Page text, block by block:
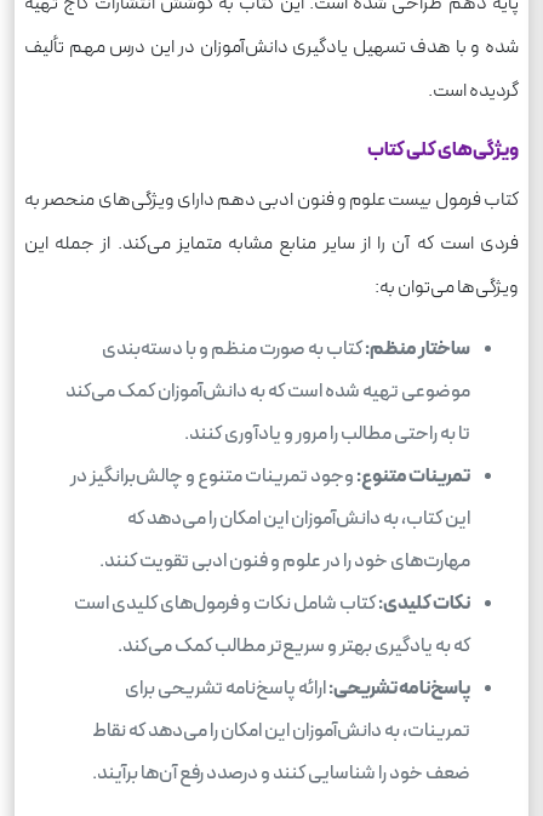
شده و با هدف تسهیل یادگیری دانش‌آموزان در این درس مهم تألیف
گردیده است.
ویژگی‌های کلی کتاب
کتاب فرمول بیست علوم و فنون ادبی دهم دارای ویژگی‌های منحصر به
فردی است که آن را از سایر منابع مشابه متمایز می‌کند. از جمله این
ویژگی‌ها می‌توان به:
ساختار منظم:کتاب به صورت منظم و با دسته‌بندی
موضوعی تهیه شده است که به دانش‌آموزان کمک می‌کند
تا به راحتی مطالب را مرور و یادآوری کنند.
تمرینات متنوع:وجود تمرینات متنوع و چالش‌برانگیز در
این کتاب، به دانش‌آموزان این امکان را می‌دهد که
مهارت‌های خود را در علوم و فنون ادبی تقویت کنند.
نکات کلیدی:کتاب شامل نکات و فرمول‌های کلیدی است
که به یادگیری بهتر و سریع‌تر مطالب کمک می‌کند.
پاسخ‌نامه تشریحی:ارائه پاسخ‌نامه تشریحی برای
تمرینات، به دانش‌آموزان این امکان را می‌دهد که نقاط
ضعف خود را شناسایی کنند و درصدد رفع آن‌ها برآیند.